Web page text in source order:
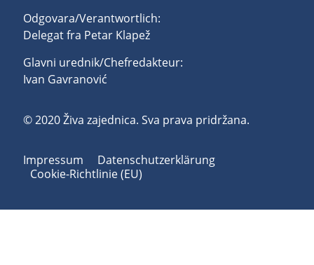
Odgovara/Verantwortlich:
Delegat fra Petar Klapež
Glavni urednik/Chefredakteur:
Ivan Gavranović
© 2020 Živa zajednica. Sva prava pridržana.
Impressum
Datenschutzerklärung
Cookie-Richtlinie (EU)